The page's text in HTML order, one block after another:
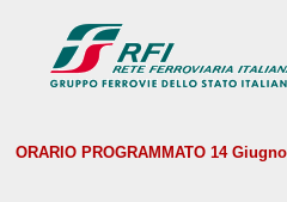
ORARIO PROGRAMMATO 14